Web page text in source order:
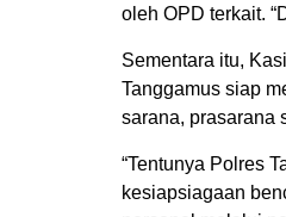
oleh OPD terkait.
Sementara itu,
Tanggamus siap
sarana, prasarana
“Tentunya Polres
kesiapsiagaan